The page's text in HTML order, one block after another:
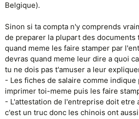
Belgique).
Sinon si ta compta n'y comprends
de preparer la plupart des documents
quand meme les faire stamper par
devras quand meme leur dire a quoi
tu ne dois pas t'amuser a leur
- Les fiches de salaire comme indique
imprimer toi-meme puis les faire
- L'attestation de l'entreprise doit etre
c'est un truc donc les chinois ont